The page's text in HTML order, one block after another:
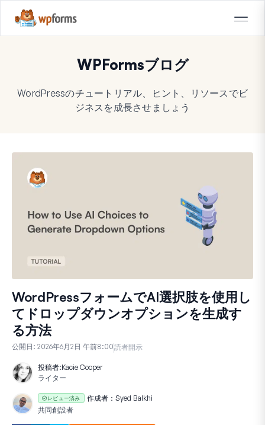
WPFormsブログ
WordPressのチュートリアル、ヒント、リソースでビ
ジネスを成長させましょう
WordPressフォームでAI選択肢を使用し
てドロップダウンオプションを生成す
る方法
公開日: 2026年6月2日 午前8:00読者開示
投稿者:Kacie Cooper
ライター
レビュー済み 作成者： Syed Balkhi
共同創設者